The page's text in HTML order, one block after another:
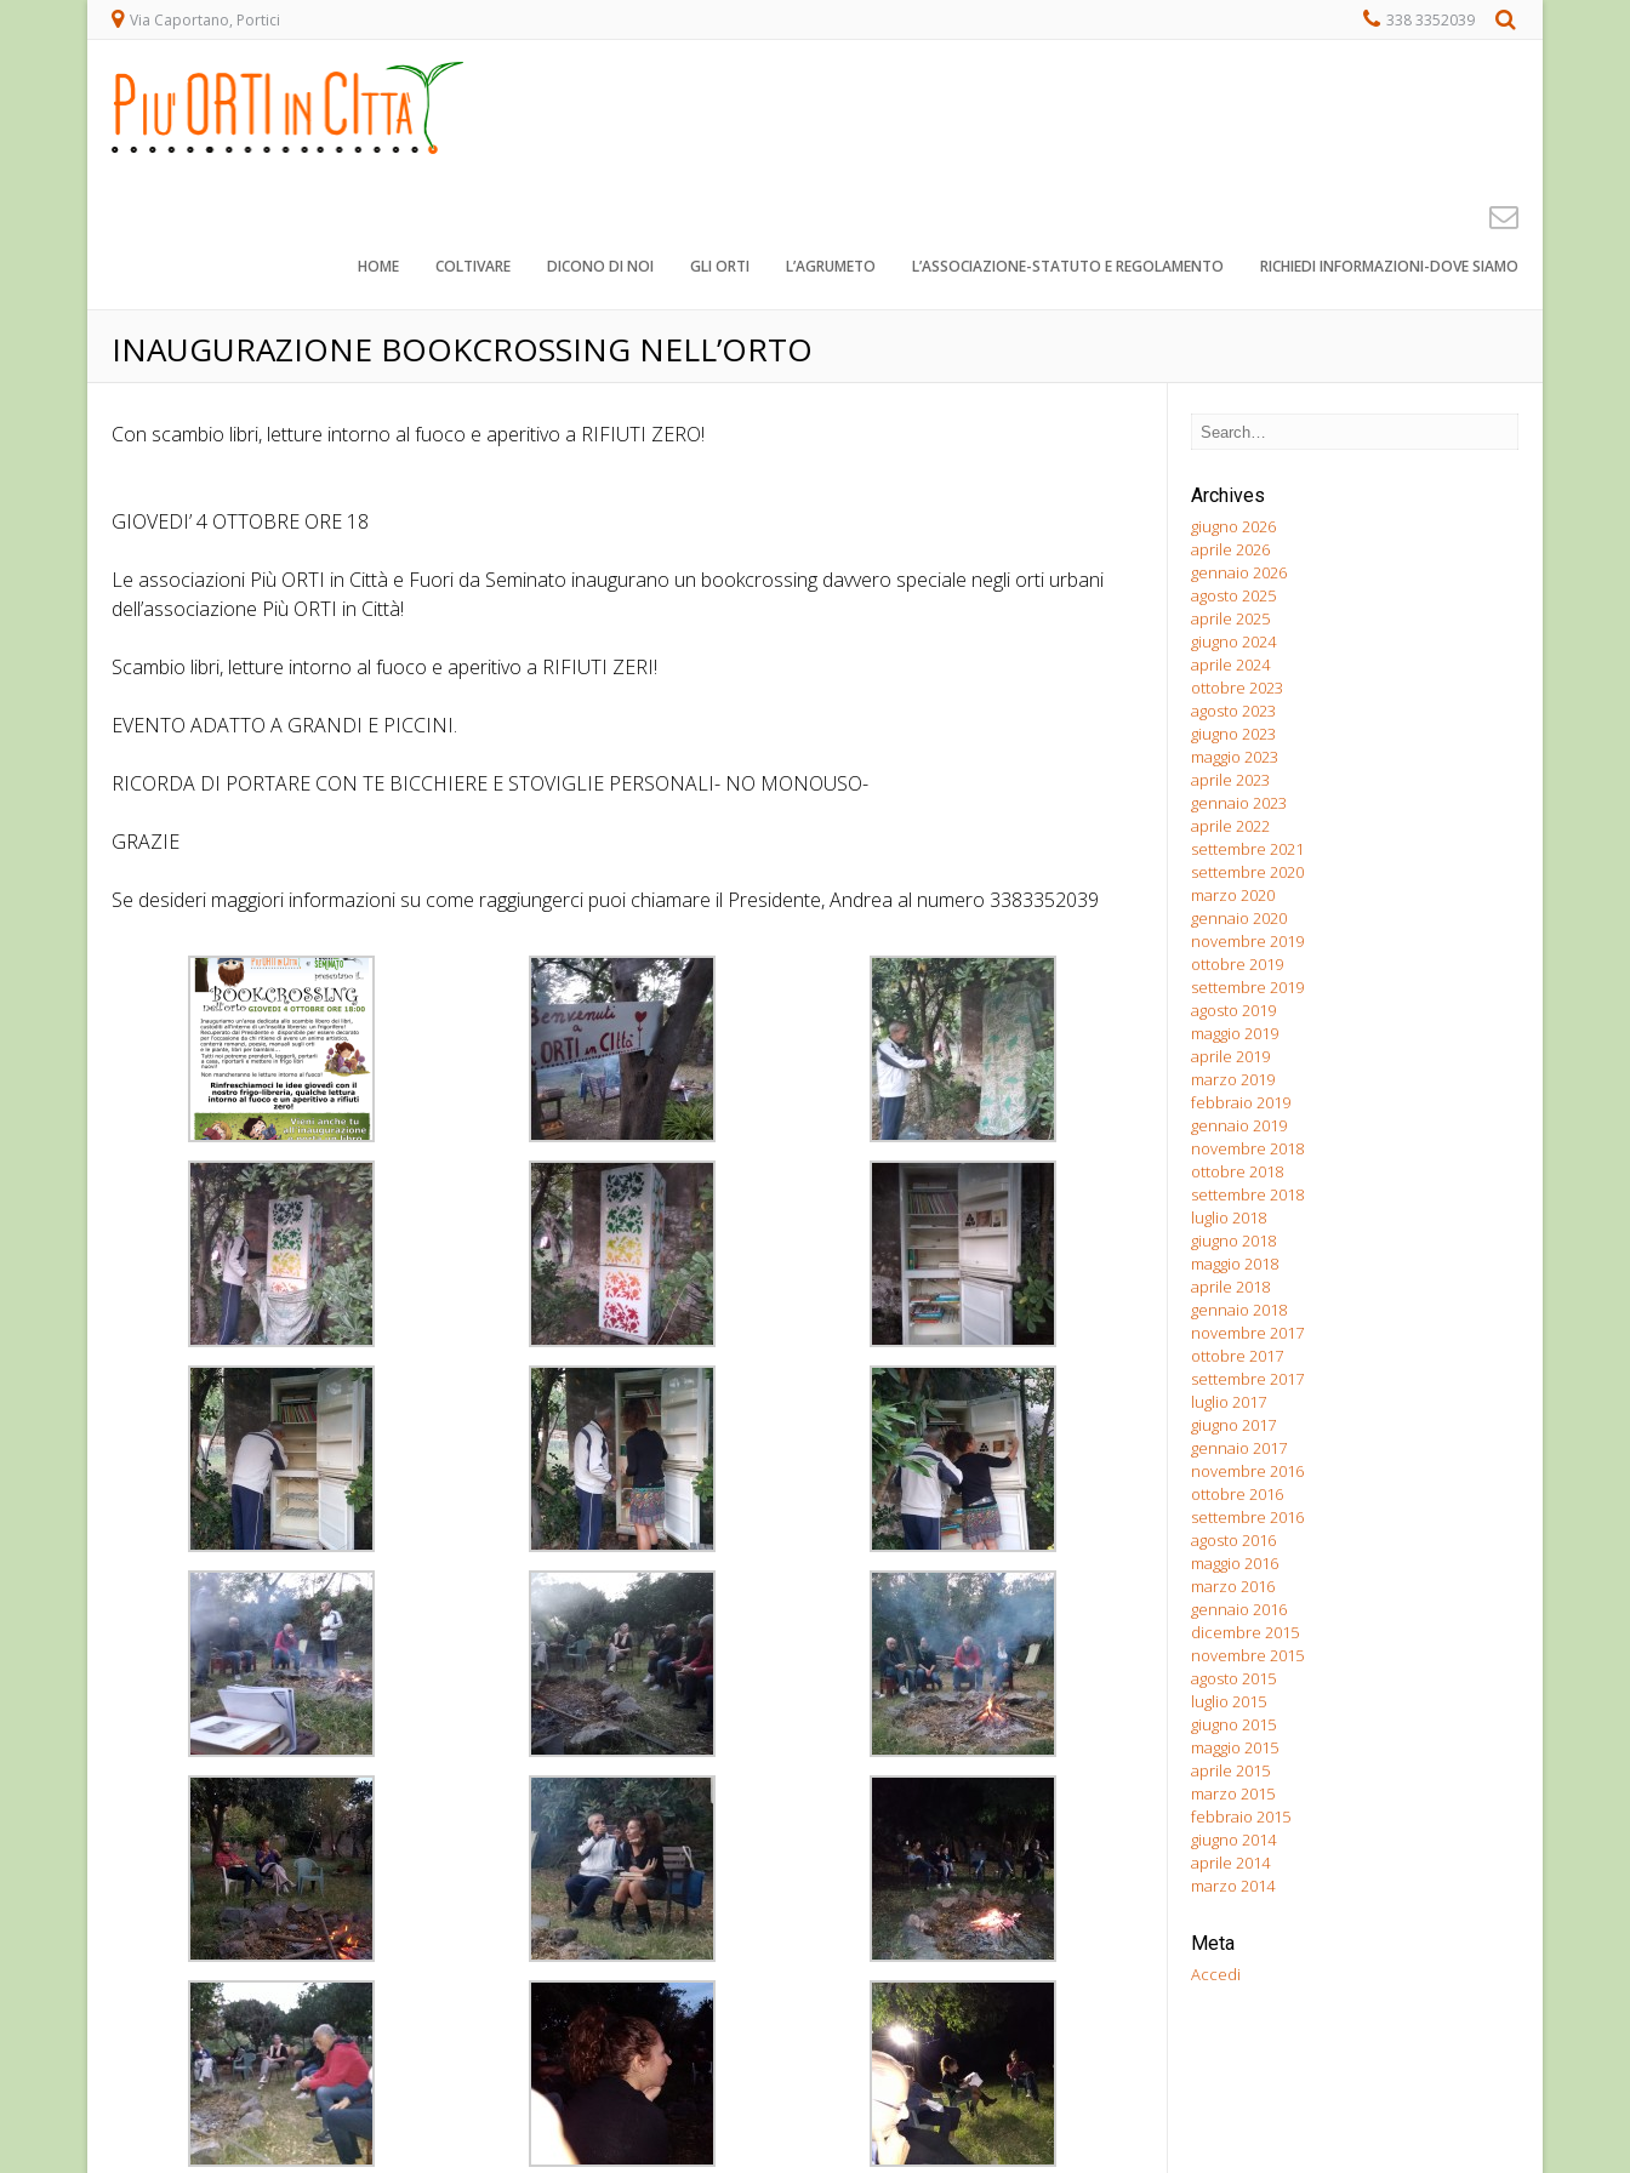
Via Caportano, Portici 338 3352039
HOME COLTIVARE DICONO DI NOI GLI ORTI L’AGRUMETO L’ASSOCIAZIONE-STATUTO E REGOLAMENTO RICHIEDI INFORMAZIONI-DOVE SIAMO
INAUGURAZIONE BOOKCROSSING NELL’ORTO
Con scambio libri, letture intorno al fuoco e aperitivo a RIFIUTI ZERO!
GIOVEDI’ 4 OTTOBRE ORE 18
Le associazioni Più ORTI in Città e Fuori da Seminato inaugurano un bookcrossing davvero speciale negli orti urbani
dell’associazione Più ORTI in Città!
Scambio libri, letture intorno al fuoco e aperitivo a RIFIUTI ZERI!
EVENTO ADATTO A GRANDI E PICCINI.
RICORDA DI PORTARE CON TE BICCHIERE E STOVIGLIE PERSONALI- NO MONOUSO-
GRAZIE
Se desideri maggiori informazioni su come raggiungerci puoi chiamare il Presidente, Andrea al numero 3383352039
Archives
giugno 2026
aprile 2026
gennaio 2026
agosto 2025
aprile 2025
giugno 2024
aprile 2024
ottobre 2023
agosto 2023
giugno 2023
maggio 2023
aprile 2023
gennaio 2023
aprile 2022
settembre 2021
settembre 2020
marzo 2020
gennaio 2020
novembre 2019
ottobre 2019
settembre 2019
agosto 2019
maggio 2019
aprile 2019
marzo 2019
febbraio 2019
gennaio 2019
novembre 2018
ottobre 2018
settembre 2018
luglio 2018
giugno 2018
maggio 2018
aprile 2018
gennaio 2018
novembre 2017
ottobre 2017
settembre 2017
luglio 2017
giugno 2017
gennaio 2017
novembre 2016
ottobre 2016
settembre 2016
agosto 2016
maggio 2016
marzo 2016
gennaio 2016
dicembre 2015
novembre 2015
agosto 2015
luglio 2015
giugno 2015
maggio 2015
aprile 2015
marzo 2015
febbraio 2015
giugno 2014
aprile 2014
marzo 2014
Meta
Accedi